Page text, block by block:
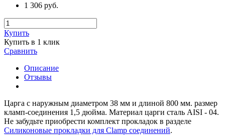
1 306 руб.
Купить
Купить в 1 клик
Сравнить
Описание
Отзывы
Царга с наружным диаметром 38 мм и длиной 800 мм. размер
кламп-соединения 1,5 дюйма. Материал царги сталь AISI - 04.
Не забудьте приобрести комплект прокладок в разделе
Силиконовые прокладки для Clamp соединений.